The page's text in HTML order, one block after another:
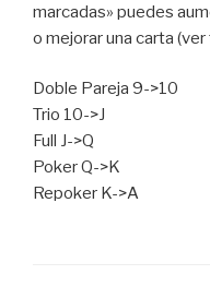
marcadas» puedes
o mejorar una carta (ver
Doble Pareja 9->10
Trio 10->J
Full J->Q
Poker Q->K
Repoker K->A